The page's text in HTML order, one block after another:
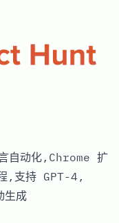
自动化,Chrome 扩
,支持 GPT-4,
成